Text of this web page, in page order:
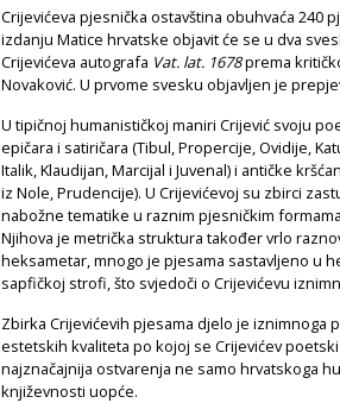
Crijevićeva pjesnička ostavština obuhvaća 240
izdanju Matice hrvatske objavit će se u dva
Crijevićeva autografa Vat. lat. 1678prema
Novaković. U prvome svesku objavljen je
U tipičnoj humanističkoj maniri Crijević svoju
epičara i satiričara (Tibul, Propercije, Ovidije,
Italik, Klaudijan, Marcijal i Juvenal) i antičke
iz Nole, Prudencije). U Crijevićevoj su zbirci
nabožne tematike u raznim pjesničkim
Njihova je metrička struktura također vrlo
heksametar, mnogo je pjesama sastavljeno u
sapfičkoj strofi, što svjedoči o Crijevićevu
Zbirka Crijevićevih pjesama djelo je
estetskih kvaliteta po kojoj se Crijevićev
najznačajnija ostvarenja ne samo hrvatskoga
književnosti uopće.